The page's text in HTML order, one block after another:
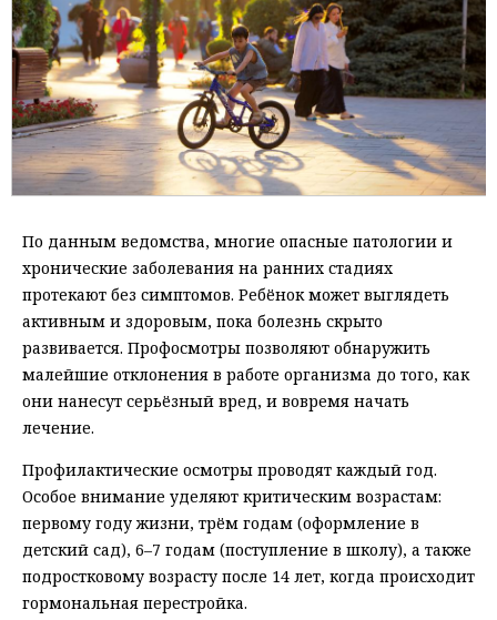
По данным ведомства, многие опасные патологии и
хронические заболевания на ранних стадиях
протекают без симптомов. Ребёнок может выглядеть
активным и здоровым, пока болезнь скрыто
развивается. Профосмотры позволяют обнаружить
малейшие отклонения в работе организма до того, как
они нанесут серьёзный вред, и вовремя начать
лечение.
Профилактические осмотры проводят каждый год.
Особое внимание уделяют критическим возрастам:
первому году жизни, трём годам (оформление в
детский сад), 6–7 годам (поступление в школу), а также
подростковому возрасту после 14 лет, когда происходит
гормональная перестройка.